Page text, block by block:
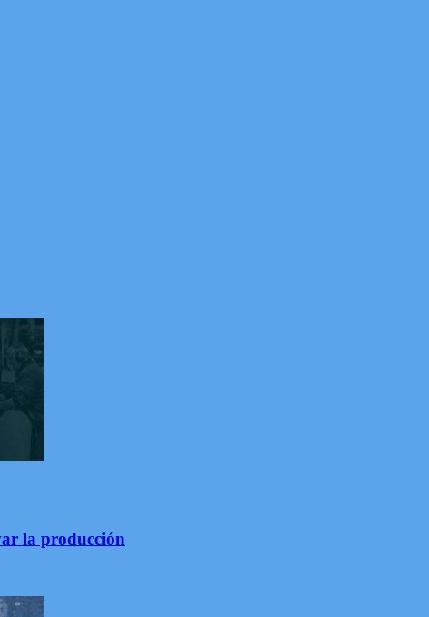
la producción